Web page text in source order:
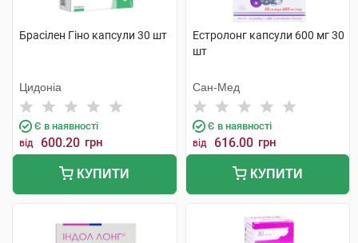
Брасілен Гіно капсули 30 шт
Цидоніа
Є в наявності
від 600.20 грн
КУПИТИ
Естролонг капсули 600 мг 30
шт
Сан-Мед
Є в наявності
від 616.00 грн
КУПИТИ